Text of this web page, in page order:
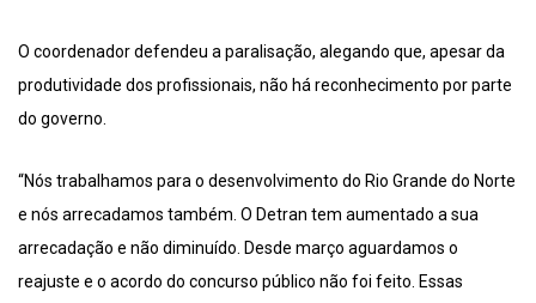
O coordenador defendeu a paralisação, alegando que, apesar da
produtividade dos profissionais, não há reconhecimento por parte
do governo.
“Nós trabalhamos para o desenvolvimento do Rio Grande do Norte
e nós arrecadamos também. O Detran tem aumentado a sua
arrecadação e não diminuído. Desde março aguardamos o
reajuste e o acordo do concurso público não foi feito. Essas